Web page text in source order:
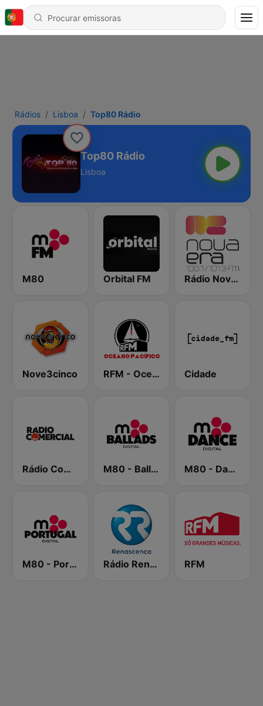
Rádios Lisboa Top80 Rádio
Top80 Rádio
Lisboa
M80 Orbital FM Rádio Nova Era
Nove3cinco RFM - Oceano Pacífico Online Cidade
Rádio Comercial M80 - Ballads M80 - Dance
M80 - Portugal Rádio Renascença RFM